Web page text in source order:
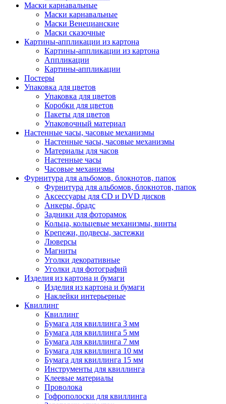
Маски карнавальные
Маски карнавальные
Маски Венецианские
Маски сказочные
Картины-аппликации из картона
Картины-аппликации из картона
Аппликации
Картины-аппликации
Постеры
Упаковка для цветов
Упаковка для цветов
Коробки для цветов
Пакеты для цветов
Упаковочный материал
Настенные часы, часовые механизмы
Настенные часы, часовые механизмы
Материалы для часов
Настенные часы
Часовые механизмы
Фурнитура для альбомов, блокнотов, папок
Фурнитура для альбомов, блокнотов, папок
Аксессуары для CD и DVD дисков
Анкеры, брадс
Задники для фоторамок
Кольца, кольцевые механизмы, винты
Крепежи, подвесы, застежки
Люверсы
Магниты
Уголки декоративные
Уголки для фотографий
Изделия из картона и бумаги
Изделия из картона и бумаги
Наклейки интерьерные
Квиллинг
Квиллинг
Бумага для квиллинга 3 мм
Бумага для квиллинга 5 мм
Бумага для квиллинга 7 мм
Бумага для квиллинга 10 мм
Бумага для квиллинга 15 мм
Инструменты для квиллинга
Клеевые материалы
Проволока
Гофрополоски для квиллинга